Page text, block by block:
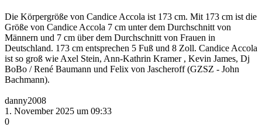
Die Körpergröße von Candice Accola ist 173 cm. Mit 173 cm ist die
Größe von Candice Accola 7 cm unter dem Durchschnitt von
Männern und 7 cm über dem Durchschnitt von Frauen in
Deutschland. 173 cm entsprechen 5 Fuß und 8 Zoll. Candice Accola
ist so groß wie Axel Stein, Ann-Kathrin Kramer , Kevin James, Dj
BoBo / René Baumann und Felix von Jascheroff (GZSZ - John
Bachmann).
danny2008
1. November 2025 um 09:33
0